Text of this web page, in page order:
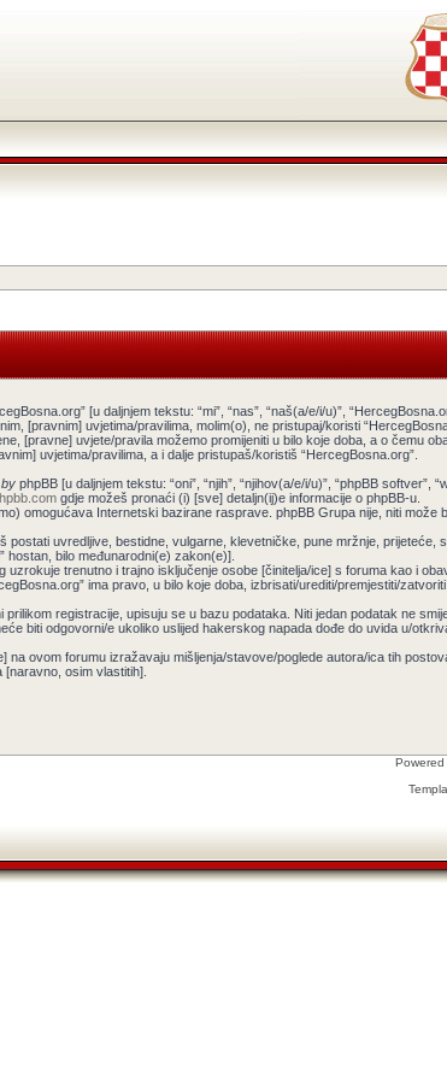
[u daljnjem tekstu: “mi”, “nas”, “naš(a/e/i/u)”,
[pravnim] uvjetima/pravilima, molim(o), ne pristupaj/koristi
[pravne] uvjete/pravila možemo promijeniti u bilo koje doba, a o čemu
uvjetima/pravilima, a i dalje pristupaš/koristiš “HercegBosna.org”.
phpBB [u daljnjem tekstu: “oni”, “njih”, “njihov(a/e/i/u)”, “phpBB softver”,
gdje možeš pronaći (i) [sve] detaljn(ij)e informacije o phpBB-u.
omogućava Internetski bazirane rasprave. phpBB Grupa nije, niti
postati uvredljive, bestidne, vulgarne, klevetničke, pune mržnje,
hostan, bilo međunarodni(e) zakon(e)].
uzrokuje trenutno i trajno isključenje osobe [činitelja/ice] s foruma kao i
ima pravo, u bilo koje doba, izbrisati/urediti/premjestiti/
prilikom registracije, upisuju se u bazu podataka. Niti jedan podatak ne
biti odgovorni/e ukoliko uslijed hakerskog napada dođe do uvida u/
na ovom forumu izražavaju mišljenja/stavove/poglede autora/ica tih
osim vlastitih].
Powered